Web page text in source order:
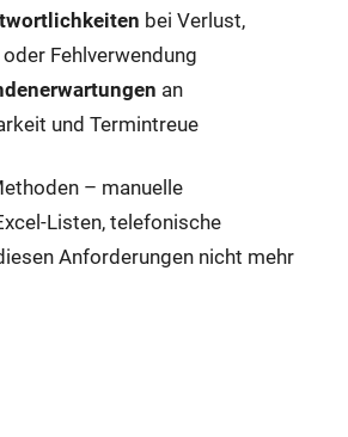
bei Verlust,
Fehlverwendung
an
und Termintreue
– manuelle
Listen, telefonische
Anforderungen nicht mehr